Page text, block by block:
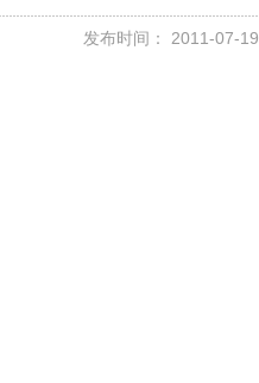
发布时间： 2011-07-